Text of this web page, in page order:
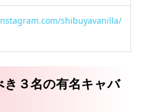
shibuyavanilla/
き３名の有名キャバ